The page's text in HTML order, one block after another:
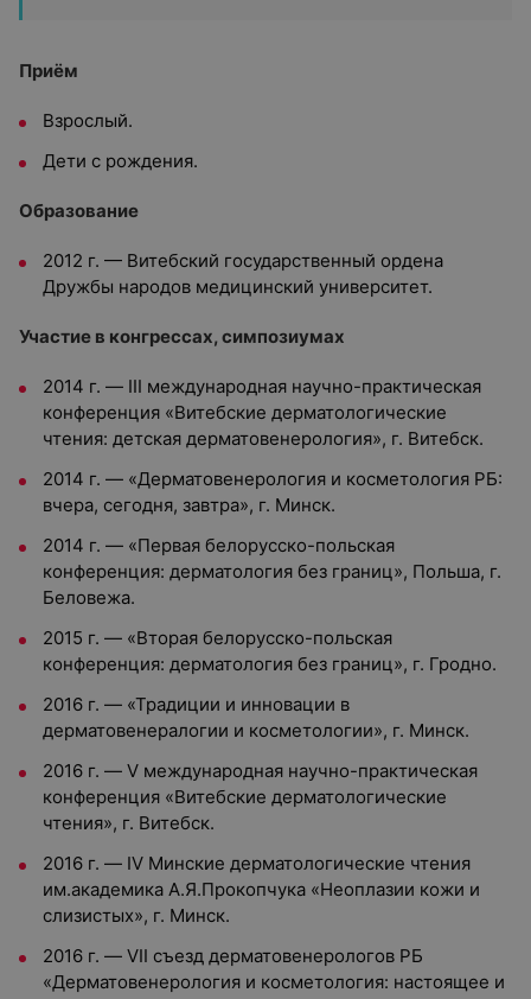
Приём
Взрослый.
Дети с рождения.
Образование
2012 г. — Витебский государственный ордена
Дружбы народов медицинский университет.
Участие в конгрессах, симпозиумах
2014 г. — III международная научно-практическая
конференция «Витебские дерматологические
чтения: детская дерматовенерология», г. Витебск.
2014 г. — «Дерматовенерология и косметология РБ:
вчера, сегодня, завтра», г. Минск.
2014 г. — «Первая белорусско-польская
конференция: дерматология без границ», Польша, г.
Беловежа.
2015 г. — «Вторая белорусско-польская
конференция: дерматология без границ», г. Гродно.
2016 г. — «Традиции и инновации в
дерматовенералогии и косметологии», г. Минск.
2016 г. — V международная научно-практическая
конференция «Витебские дерматологические
чтения», г. Витебск.
2016 г. — IV Минские дерматологические чтения
им.академика А.Я.Прокопчука «Неоплазии кожи и
слизистых», г. Минск.
2016 г. — VII съезд дерматовенерологов РБ
«Дерматовенерология и косметология: настоящее и